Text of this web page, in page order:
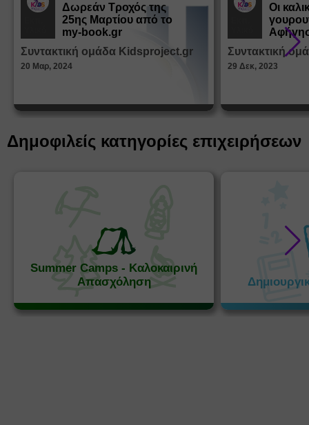
Δωρεάν Tροχός της
25ης Μαρτίου από το
my-book.gr
Συντακτική ομάδα Kidsproject.gr
20 Μαρ, 2024
Οι
από τα
Συντακτική
29 Δεκ, 2023
Δημοφιλείς κατηγορίες επιχειρήσεων
Summer Camps - Καλοκαιρινή
Απασχόληση